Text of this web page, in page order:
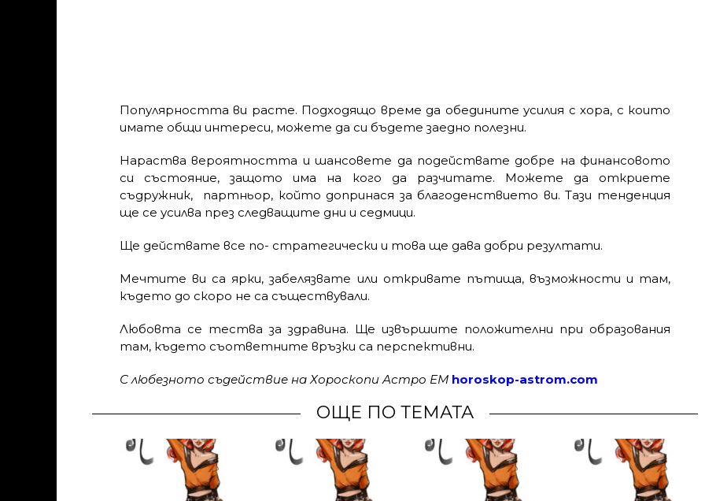
Популярността ви расте. Подходящо време да обедините усилия с хора, с които
имате общи интереси, можете да си бъдете заедно полезни.
Нараства вероятността и шансовете да подействате добре на финансовото
си състояние, защото има на кого да разчитате. Можете да откриете
съдружник, партньор, който допринася за благоденствието ви. Тази тенденция
ще се усилва през следващите дни и седмици.
Ще действате все по- стратегически и това ще дава добри резултати.
Мечтите ви са ярки, забелязвате или откривате пътища, възможности и там,
където до скоро не са съществували.
Любовта се тества за здравина. Ще извършите положителни при образования
там, където съответните връзки са перспективни.
С любезното съдействие на Хороскопи Астро ЕМ horoskop-astrom.com
ОЩЕ ПО ТЕМАТА